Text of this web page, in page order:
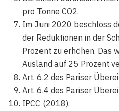
pro Tonne CO2.
Im Juni 2020 beschloss
der Reduktionen in der
Prozent zu erhöhen. Das
Ausland auf 25 Prozent
Art. 6.2 des Pariser
Art. 6.4 des Pariser
IPCC (2018).